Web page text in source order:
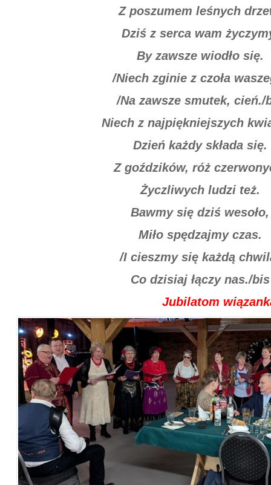
Z poszumem leśnych
Dziś z serca wam
By zawsze wiodło się.
/Niech zginie z czoła
/Na zawsze smutek, cień./
Niech z najpiękniejszych
Dzień każdy składa się.
Z goździków, róż
Życzliwych ludzi też.
Bawmy się dziś wesoło,
Miło spędzajmy czas.
/I cieszmy się każdą
Co dzisiaj łączy nas./bis
Jubilatom